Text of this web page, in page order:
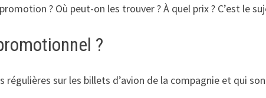
? Où peut-on les trouver ? À quel prix ? C’est le
?
sur les billets d’avion de la compagnie et qui